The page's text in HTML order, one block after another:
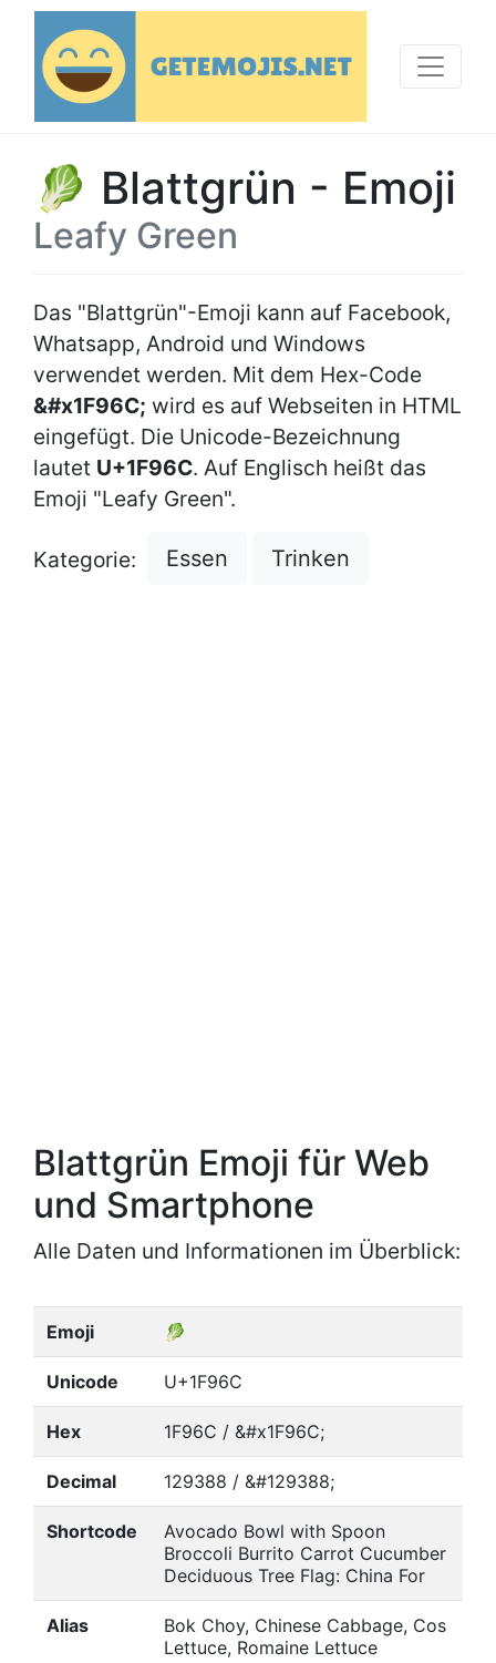
🥬 Blattgrün - Emoji
Leafy Green
Das "Blattgrün"-Emoji kann auf Facebook,
Whatsapp, Android und Windows
verwendet werden. Mit dem Hex-Code
&#x1F96C; wird es auf Webseiten in HTML
eingefügt. Die Unicode-Bezeichnung
lautet U+1F96C. Auf Englisch heißt das
Emoji "Leafy Green".
Kategorie: Essen Trinken
Blattgrün Emoji für Web
und Smartphone
Alle Daten und Informationen im Überblick:
Emoji 🥬
Unicode U+1F96C
Hex 1F96C / &#x1F96C;
Decimal 129388 / &#129388;
Shortcode
Avocado Bowl with Spoon
Broccoli Burrito Carrot Cucumber
Deciduous Tree Flag: China For
Alias
Bok Choy, Chinese Cabbage, Cos
Lettuce, Romaine Lettuce